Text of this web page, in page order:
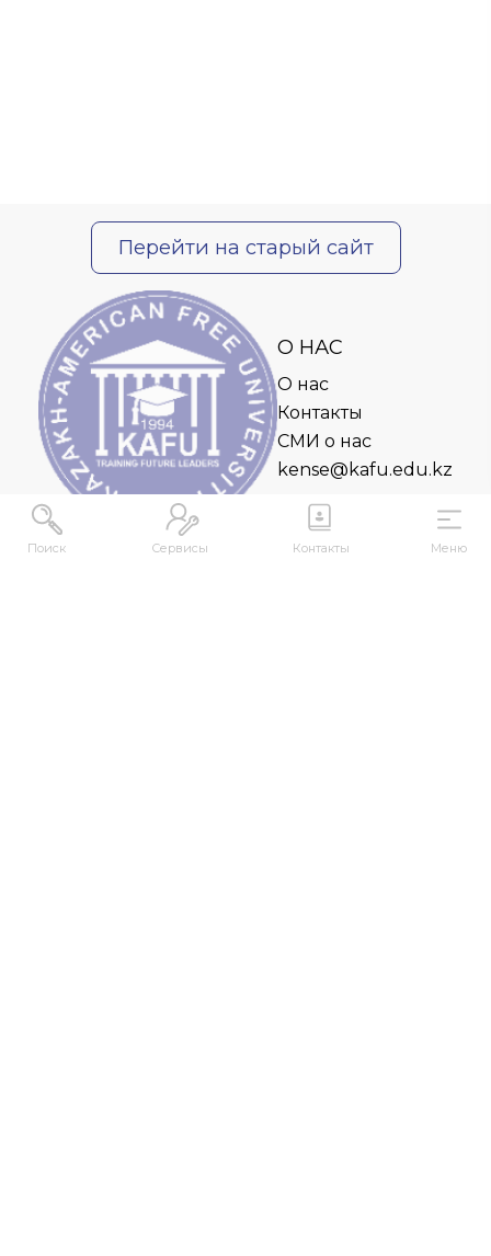
Поиск Сервисы Контакты Меню
Перейти на старый сайт
О НАС
О нас
Контакты
СМИ о нас
kense@kafu.edu.kz